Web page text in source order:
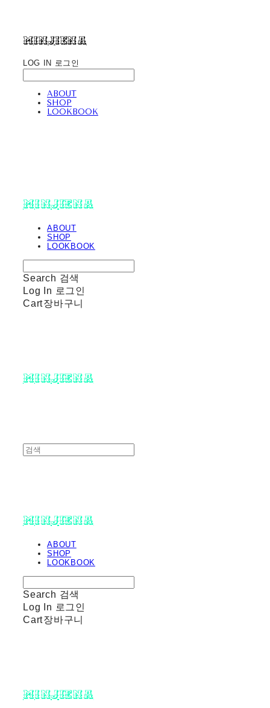
minjiena
LOG IN 로그인
ABOUT
SHOP
LOOKBOOK
minjiena
ABOUT
SHOP
LOOKBOOK
Search 검색
Log In 로그인
Cart장바구니
minjiena
minjiena
ABOUT
SHOP
LOOKBOOK
Search 검색
Log In 로그인
Cart장바구니
minjiena